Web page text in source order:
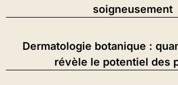
soigneusement
Dermatologie botanique :
révèle le potentiel des